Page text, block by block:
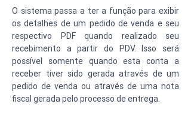
O sistema passa a ter a função para exibir
os detalhes de um pedido de venda e seu
respectivo PDF quando realizado seu
recebimento a partir do PDV. Isso será
possível somente quando esta conta a
receber tiver sido gerada através de um
pedido de venda ou através de uma nota
fiscal gerada pelo processo de entrega.